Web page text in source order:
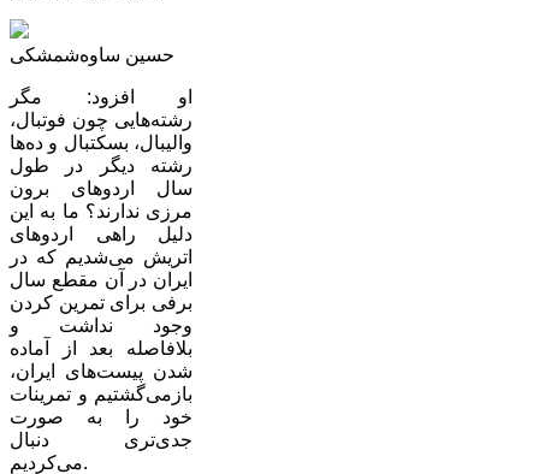
حسین ساوه‌شمشکی
او افزود: مگر
رشته‌هایی چون فوتبال،‌
والیبال‌، ‌بسکتبال و ده‌ها
رشته دیگر در طول
سال اردوهای برون
مرزی ندارند؟ ما به این
دلیل راهی اردوهای
اتریش می‌شدیم که در
ایران در آن مقطع سال
برفی برای تمرین کردن
وجود نداشت و
بلافاصله بعد از آماده
شدن پیست‌های ایران،
بازمی‌گشتیم و تمرینات
خود را به صورت
جدی‌تری دنبال
می‌کردیم.